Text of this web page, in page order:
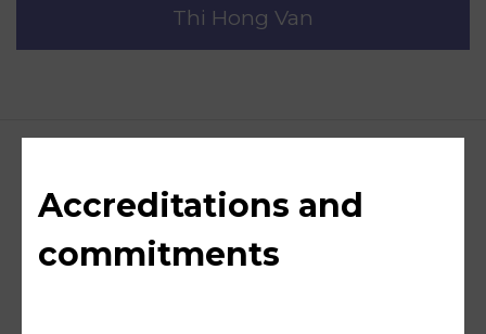
Thi Hong Van
Accreditations and
commitments